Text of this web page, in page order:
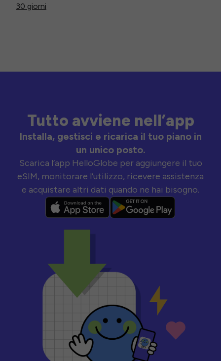
30 giorni
Tutto avviene nell’app
Installa, gestisci e ricarica il tuo piano in
un unico posto.
Scarica l’app HelloGlobe per aggiungere il tuo
eSIM, monitorare l’utilizzo, ricevere assistenza
e acquistare altri dati quando ne hai bisogno.